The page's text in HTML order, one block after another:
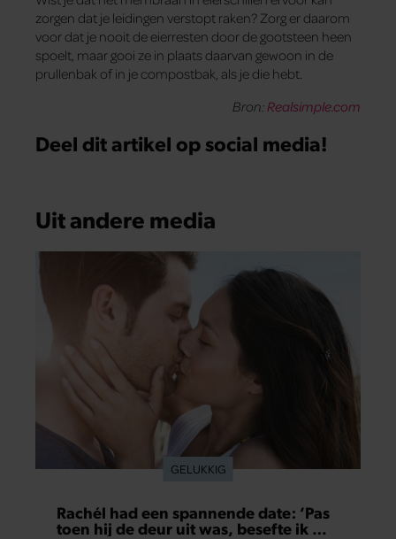
zorgen dat je leidingen verstopt raken? Zorg er daarom
voor dat je nooit de eierresten door de gootsteen heen
spoelt, maar gooi ze in plaats daarvan gewoon in de
prullenbak of in je compostbak, als je die hebt.
Bron:Realsimple.com
Deel dit artikel op social media!
Uit andere media
GELUKKIG
Rachél had een spannende date: ‘Pas
toen hij de deur uit was, besefte ik wat